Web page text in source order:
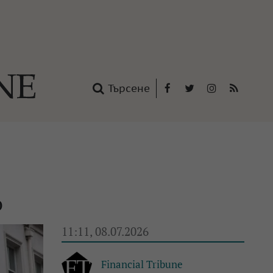
Търсене
11:11, 08.07.2026
Financial Tribune